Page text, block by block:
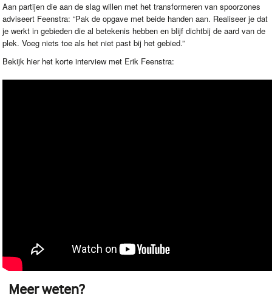
Aan partijen die aan de slag willen met het transformeren van spoorzones
adviseert Feenstra: “Pak de opgave met beide handen aan. Realiseer je dat
je werkt in gebieden die al betekenis hebben en blijf dichtbij de aard van de
plek. Voeg niets toe als het niet past bij het gebied.”
Bekijk hier het korte interview met Erik Feenstra:
Meer weten?